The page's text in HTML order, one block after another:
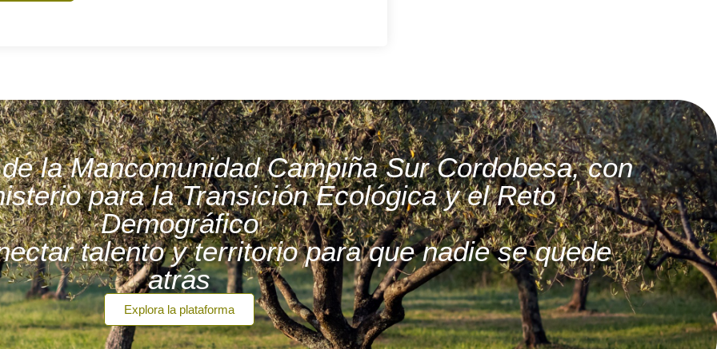
la Mancomunidad Campiña Sur Cordobesa, con
para la Transición Ecológica y el Reto
Demográfico
talento y territorio para que nadie se quede
atrás
Explora la plataforma